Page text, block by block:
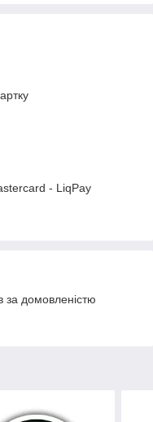
- LiqPay
за домовленістю